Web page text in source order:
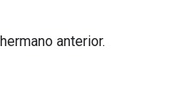
anterior.